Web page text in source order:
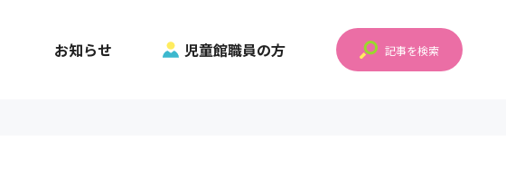
お知らせ 児童館職員の方 記事を検索